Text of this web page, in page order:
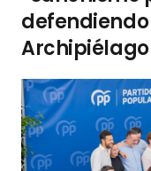
Archipiélago